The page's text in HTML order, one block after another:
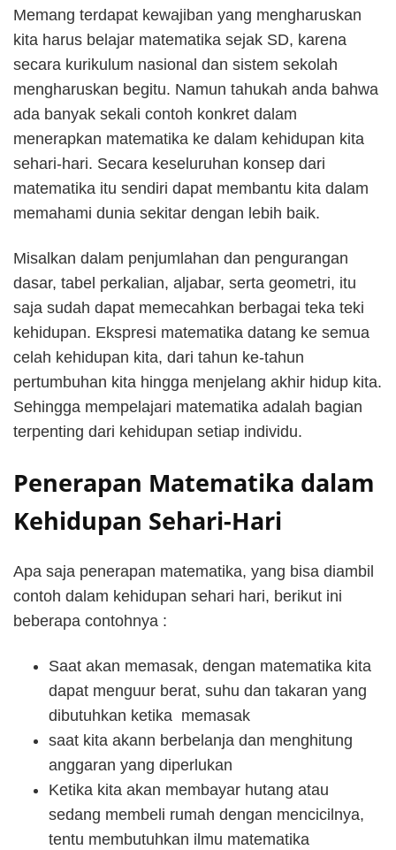
Memang terdapat kewajiban yang mengharuskan
kita harus belajar matematika sejak SD, karena
secara kurikulum nasional dan sistem sekolah
mengharuskan begitu. Namun tahukah anda bahwa
ada banyak sekali contoh konkret dalam
menerapkan matematika ke dalam kehidupan kita
sehari-hari. Secara keseluruhan konsep dari
matematika itu sendiri dapat membantu kita dalam
memahami dunia sekitar dengan lebih baik.
Misalkan dalam penjumlahan dan pengurangan
dasar, tabel perkalian, aljabar, serta geometri, itu
saja sudah dapat memecahkan berbagai teka teki
kehidupan. Ekspresi matematika datang ke semua
celah kehidupan kita, dari tahun ke-tahun
pertumbuhan kita hingga menjelang akhir hidup kita.
Sehingga mempelajari matematika adalah bagian
terpenting dari kehidupan setiap individu.
Penerapan Matematika dalam
Kehidupan Sehari-Hari
Apa saja penerapan matematika, yang bisa diambil
contoh dalam kehidupan sehari hari, berikut ini
beberapa contohnya :
Saat akan memasak, dengan matematika kita
dapat menguur berat, suhu dan takaran yang
dibutuhkan ketika memasak
saat kita akann berbelanja dan menghitung
anggaran yang diperlukan
Ketika kita akan membayar hutang atau
sedang membeli rumah dengan mencicilnya,
tentu membutuhkan ilmu matematika